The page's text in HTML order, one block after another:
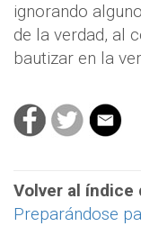
ignorando
de la verdad, al
bautizar en la
Volver al índice
Preparándose